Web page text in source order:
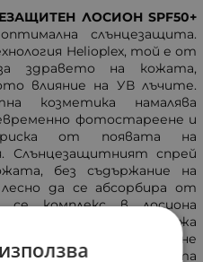
ЛОСИОН SPF50+
слънцезащита.
Helioplex, той е от
здравето на кожата,
влияние на УВ лъчите.
козметика намалява
фотостареене и
от появата на
Слънцезащитният спрей
без съдържание на
да се абсорбира от
комплекс в лосиона
кожата, което задържа
формула не
употреба. Кожната